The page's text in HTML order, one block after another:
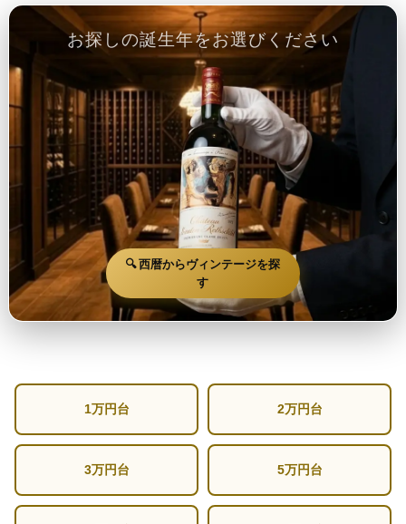
お探しの誕生年をお選びください
🔍 西暦からヴィンテージを探
す
1万円台 2万円台
3万円台 5万円台